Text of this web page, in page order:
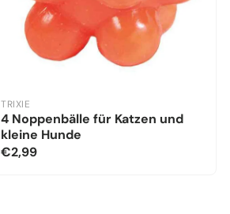
TRIXIE
4 Noppenbälle für Katzen und
kleine Hunde
€2,99